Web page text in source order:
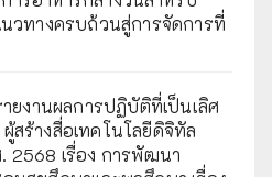
วทางครบถ้วนสู่การจัดการที่
ายงานผลการปฏิบัติที่เป็นเลิศ
สร้างสื่อเทคโนโลยีดิจิทัล
2568 เรื่อง การพัฒนา